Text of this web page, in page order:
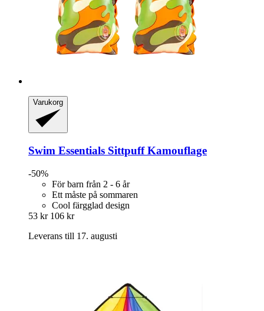
Varukorg
Swim Essentials Sittpuff Kamouflage
-50%
För barn från 2 - 6 år
Ett måste på sommaren
Cool färgglad design
53 kr 106 kr
Leverans till 17. augusti